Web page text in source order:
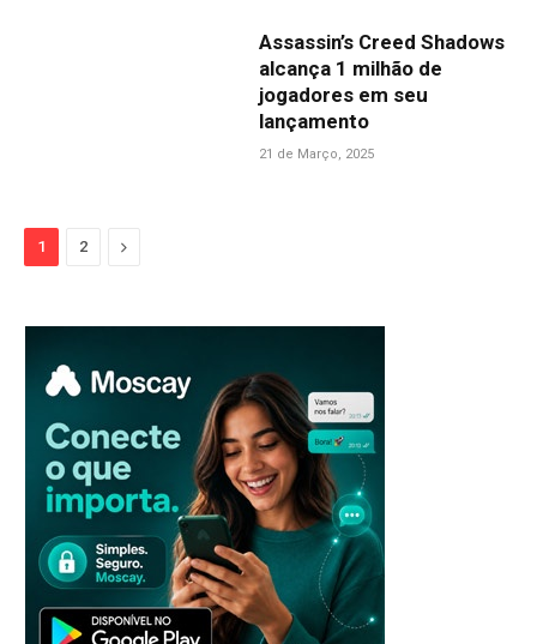
Assassin’s Creed Shadows
alcança 1 milhão de
jogadores em seu
lançamento
21 de Março, 2025
1 2 Next